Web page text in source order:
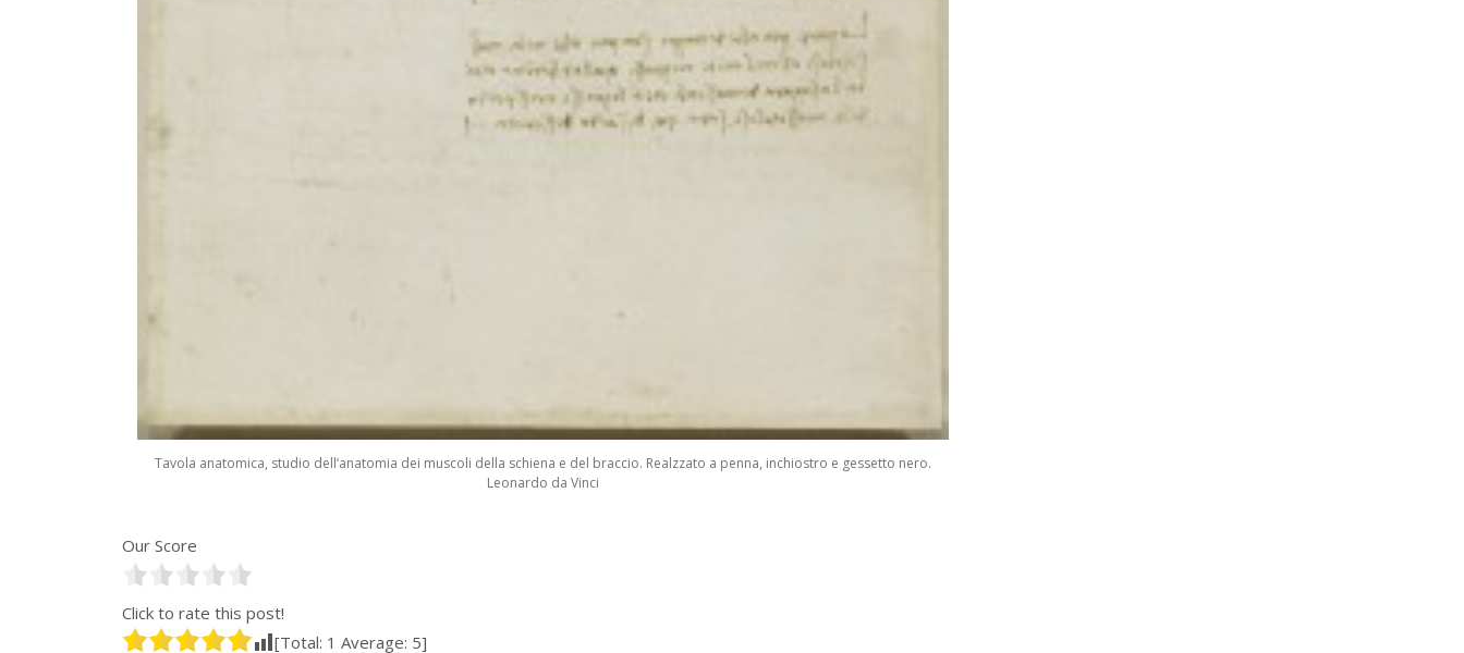
Tavola anatomica, studio dell’anatomia dei muscoli della schiena e del braccio. Realzzato a penna, inchiostro e gessetto nero.
Leonardo da Vinci
Our Score
Click to rate this post!
[Total: 1 Average: 5]